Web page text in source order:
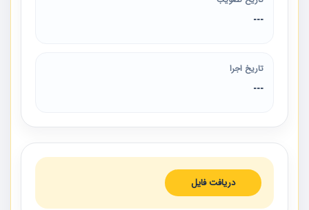
---
تاریخ اجرا
---
دریافت فایل